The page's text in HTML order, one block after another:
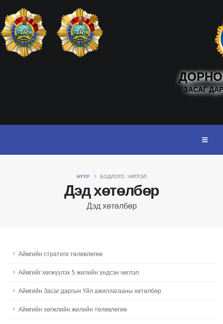
ЗАСАГ
Дэд хөтөлбөр
Дэд хөтөлбөр
НҮҮР БОДЛОГО, ЧИГЛЭЛ
Аймгийн стратеги төлөвлөгөө
Aймгийг хөгжүүлэх 5 жилийн үндсэн чиглэл
Аймгийн Засаг даргын Үйл ажиллагааны хөтөлбөр
Aймгийн хөгжлийн жилийн төлөвлөгөө